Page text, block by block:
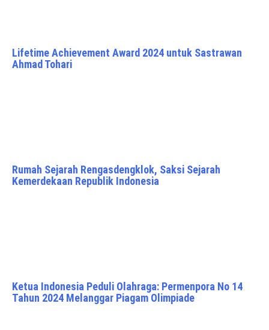
Lifetime Achievement Award 2024 untuk Sastrawan
Ahmad Tohari
Rumah Sejarah Rengasdengklok, Saksi Sejarah
Kemerdekaan Republik Indonesia
Ketua Indonesia Peduli Olahraga: Permenpora No 14
Tahun 2024 Melanggar Piagam Olimpiade